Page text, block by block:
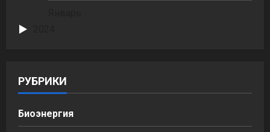
РУБРИКИ
Биоэнергия